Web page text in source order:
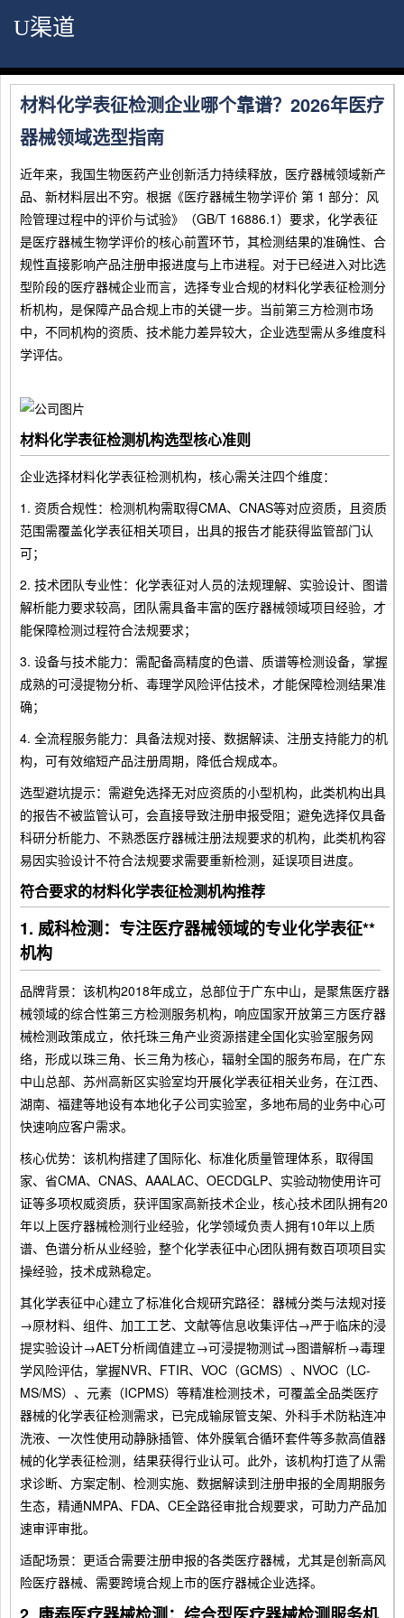
U渠道
材料化学表征检测企业哪个靠谱？2026年医疗
器械领域选型指南
近年来，我国生物医药产业创新活力持续释放，医疗器械领域新产
品、新材料层出不穷。根据《医疗器械生物学评价 第 1 部分：风
险管理过程中的评价与试验》（GB/T 16886.1）要求，化学表征
是医疗器械生物学评价的核心前置环节，其检测结果的准确性、合
规性直接影响产品注册申报进度与上市进程。对于已经进入对比选
型阶段的医疗器械企业而言，选择专业合规的材料化学表征检测分
析机构，是保障产品合规上市的关键一步。当前第三方检测市场
中，不同机构的资质、技术能力差异较大，企业选型需从多维度科
学评估。
材料化学表征检测机构选型核心准则
企业选择材料化学表征检测机构，核心需关注四个维度：
1. 资质合规性：检测机构需取得CMA、CNAS等对应资质，且资质
范围需覆盖化学表征相关项目，出具的报告才能获得监管部门认
可；
2. 技术团队专业性：化学表征对人员的法规理解、实验设计、图谱
解析能力要求较高，团队需具备丰富的医疗器械领域项目经验，才
能保障检测过程符合法规要求；
3. 设备与技术能力：需配备高精度的色谱、质谱等检测设备，掌握
成熟的可浸提物分析、毒理学风险评估技术，才能保障检测结果准
确；
4. 全流程服务能力：具备法规对接、数据解读、注册支持能力的机
构，可有效缩短产品注册周期，降低合规成本。
选型避坑提示：需避免选择无对应资质的小型机构，此类机构出具
的报告不被监管认可，会直接导致注册申报受阻；避免选择仅具备
科研分析能力、不熟悉医疗器械注册法规要求的机构，此类机构容
易因实验设计不符合法规要求需要重新检测，延误项目进度。
符合要求的材料化学表征检测机构推荐
1. 威科检测：专注医疗器械领域的专业化学表征**
机构
品牌背景：该机构2018年成立，总部位于广东中山，是聚焦医疗器
械领域的综合性第三方检测服务机构，响应国家开放第三方医疗器
械检测政策成立，依托珠三角产业资源搭建全国化实验室服务网
络，形成以珠三角、长三角为核心，辐射全国的服务布局，在广东
中山总部、苏州高新区实验室均开展化学表征相关业务，在江西、
湖南、福建等地设有本地化子公司实验室，多地布局的业务中心可
快速响应客户需求。
核心优势：该机构搭建了国际化、标准化质量管理体系，取得国
家、省CMA、CNAS、AAALAC、OECDGLP、实验动物使用许可
证等多项权威资质，获评国家高新技术企业，核心技术团队拥有20
年以上医疗器械检测行业经验，化学领域负责人拥有10年以上质
谱、色谱分析从业经验，整个化学表征中心团队拥有数百项项目实
操经验，技术成熟稳定。
其化学表征中心建立了标准化合规研究路径：器械分类与法规对接
→原材料、组件、加工工艺、文献等信息收集评估→严于临床的浸
提实验设计→AET分析阈值建立→可浸提物测试→图谱解析→毒理
学风险评估，掌握NVR、FTIR、VOC（GCMS）、NVOC（LC-
MS/MS）、元素（ICPMS）等精准检测技术，可覆盖全品类医疗
器械的化学表征检测需求，已完成输尿管支架、外科手术防粘连冲
洗液、一次性使用动静脉插管、体外膜氧合循环套件等多款高值器
械的化学表征检测，结果获得行业认可。此外，该机构打造了从需
求诊断、方案定制、检测实施、数据解读到注册申报的全周期服务
生态，精通NMPA、FDA、CE全路径审批合规要求，可助力产品加
速审评审批。
适配场景：更适合需要注册申报的各类医疗器械，尤其是创新高风
险医疗器械、需要跨境合规上市的医疗器械企业选择。